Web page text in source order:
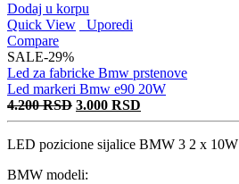
Dodaj u korpu
Quick View
Uporedi
Compare
SALE-29%
Led za fabricke Bmw prstenove
Led markeri Bmw e90 20W
4.200RSD Originalna
cena
bila:
4.200 RSD.
3.000 RSD
cena
je:
3.000 RSD.
LED pozicione sijalice BMW 3 2 x 10W
BMW modeli: